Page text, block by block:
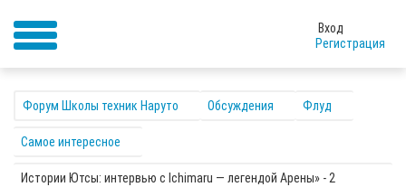
Вход
Регистрация
Форум Школы техник Наруто Обсуждения Флуд
Самое интересное
Истории Ютсы: интервью с Ichimaru — легендой Арены» - 2